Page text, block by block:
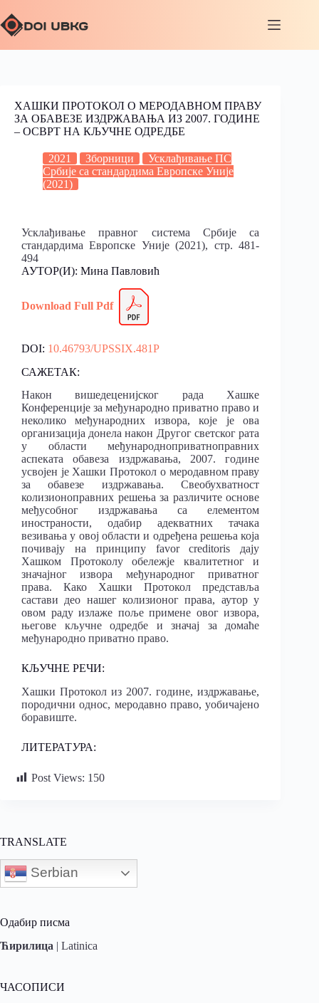
ХАШКИ ПРОТОКОЛ О МЕРОДАВНОМ ПРАВУ
ЗА ОБАВЕЗЕ ИЗДРЖАВАЊА ИЗ 2007. ГОДИНЕ
– ОСВРТ НА КЉУЧНЕ ОДРЕДБЕ
2021 Зборници
Усклађивање ПС
Србије са стандардима Европске Уније
(2021)
Усклађивање правног система Србије са
стандардима Европске Уније (2021), стр. 481-
494
АУТОР(И): Мина Павловић
Download Full Pdf
DOI: 10.46793/UPSSIX.481P
САЖЕТАК:
Након вишедеценијског рада Хашке
Конференције за међународно приватно право и
неколико међународних извора, које је ова
организација донела након Другог светског рата
у области међународноприватноправних
аспеката обавеза издржавања, 2007. године
усвојен је Хашки Протокол о меродавном праву
за обавезе издржавања. Свеобухватност
колизионоправних решења за различите основе
међусобног издржавања са елементом
иностраности, одабир адекватних тачака
везивања у овој области и одређена решења која
почивају на принципу favor creditoris дају
Хашком Протоколу обележје квалитетног и
значајног извора међународног приватног
права. Како Хашки Протокол представља
састави део нашег колизионог права, аутор у
овом раду излаже поље примене овог извора,
његове кључне одредбе и значај за домаће
међународно приватно право.
КЉУЧНЕ РЕЧИ:
Хашки Протокол из 2007. године, издржавање,
породични однос, меродавно право, уобичајено
боравиште.
ЛИТЕРАТУРА:
Post Views: 150
TRANSLATE
Serbian
Одабир писма
Ћирилица | Latinica
ЧАСОПИСИ